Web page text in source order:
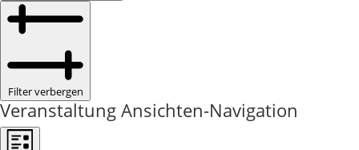
Filter verbergen
Veranstaltung Ansichten-Navigation